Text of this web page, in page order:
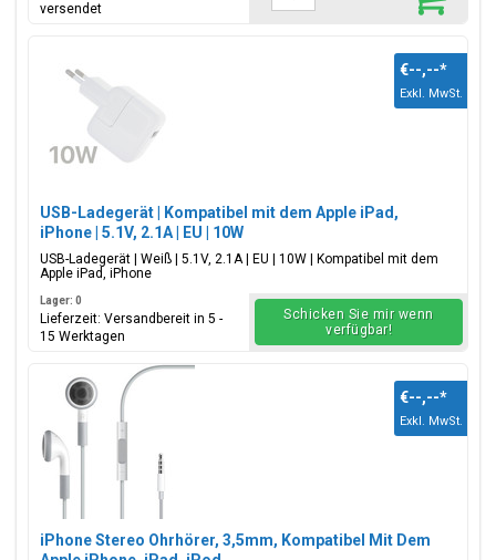
versendet
USB-Ladegerät | Kompatibel mit dem Apple iPad,
iPhone | 5.1V, 2.1A | EU | 10W
USB-Ladegerät | Weiß | 5.1V, 2.1A | EU | 10W | Kompatibel mit dem
Apple iPad, iPhone
€--,--*
Exkl. MwSt.
Lager: 0
Lieferzeit: Versandbereit in 5 -
15 Werktagen
Schicken Sie mir wenn
verfügbar!
iPhone Stereo Ohrhörer, 3,5mm, Kompatibel Mit Dem
€--,--*
Exkl. MwSt.